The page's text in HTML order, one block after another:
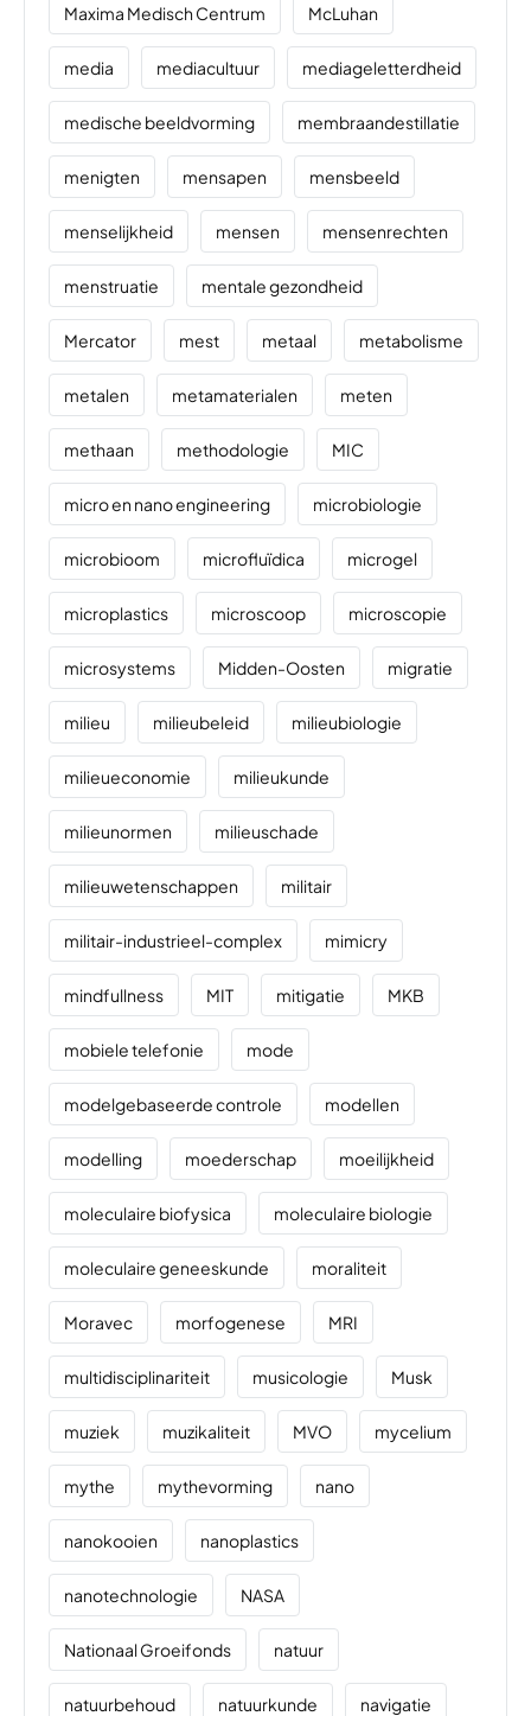
Maxima Medisch Centrum McLuhan
media mediacultuur mediageletterdheid
medische beeldvorming membraandestillatie
menigten mensapen mensbeeld
menselijkheid mensen mensenrechten
menstruatie mentale gezondheid
Mercator mest metaal metabolisme
metalen metamaterialen meten
methaan methodologie MIC
micro en nano engineering microbiologie
microbioom microfluïdica microgel
microplastics microscoop microscopie
microsystems Midden-Oosten migratie
milieu milieubeleid milieubiologie
milieueconomie milieukunde
milieunormen milieuschade
milieuwetenschappen militair
militair-industrieel-complex mimicry
mindfullness MIT mitigatie MKB
mobiele telefonie mode
modelgebaseerde controle modellen
modelling moederschap moeilijkheid
moleculaire biofysica moleculaire biologie
moleculaire geneeskunde moraliteit
Moravec morfogenese MRI
multidisciplinariteit musicologie Musk
muziek muzikaliteit MVO mycelium
mythe mythevorming nano
nanokooien nanoplastics
nanotechnologie NASA
Nationaal Groeifonds natuur
natuurbehoud natuurkunde navigatie